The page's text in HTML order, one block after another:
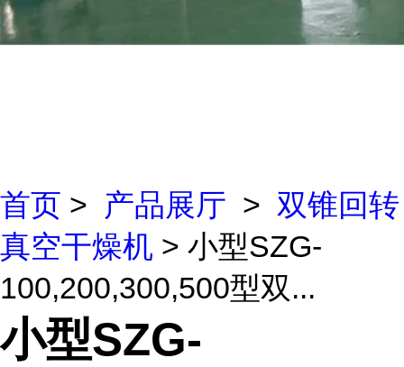
首页 > 产品展厅 > 双锥回转
真空干燥机 > 小型SZG-
100,200,300,500型双...
小型SZG-